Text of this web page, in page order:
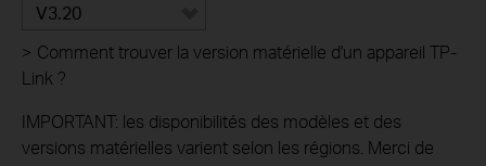
V3.20
> Comment trouver la version matérielle d'un appareil TP-
Link ?
IMPORTANT: les disponibilités des modèles et des
versions matérielles varient selon les régions. Merci de